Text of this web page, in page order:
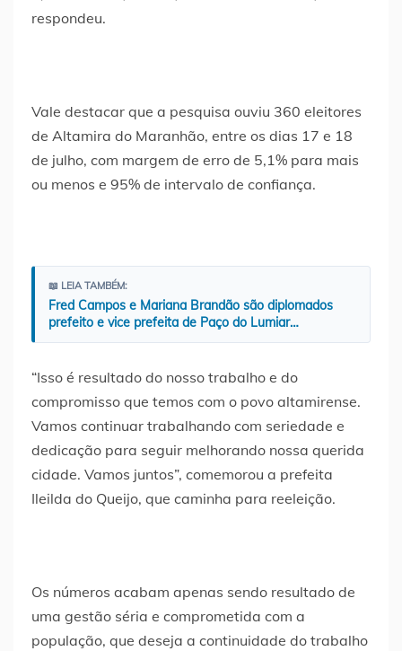
respondeu.
Vale destacar que a pesquisa ouviu 360 eleitores
de Altamira do Maranhão, entre os dias 17 e 18
de julho, com margem de erro de 5,1% para mais
ou menos e 95% de intervalo de confiança.
📖 LEIA TAMBÉM:
Fred Campos e Mariana Brandão são diplomados
prefeito e vice prefeita de Paço do Lumiar…
“Isso é resultado do nosso trabalho e do
compromisso que temos com o povo altamirense.
Vamos continuar trabalhando com seriedade e
dedicação para seguir melhorando nossa querida
cidade. Vamos juntos”, comemorou a prefeita
Ileilda do Queijo, que caminha para reeleição.
Os números acabam apenas sendo resultado de
uma gestão séria e comprometida com a
população, que deseja a continuidade do trabalho